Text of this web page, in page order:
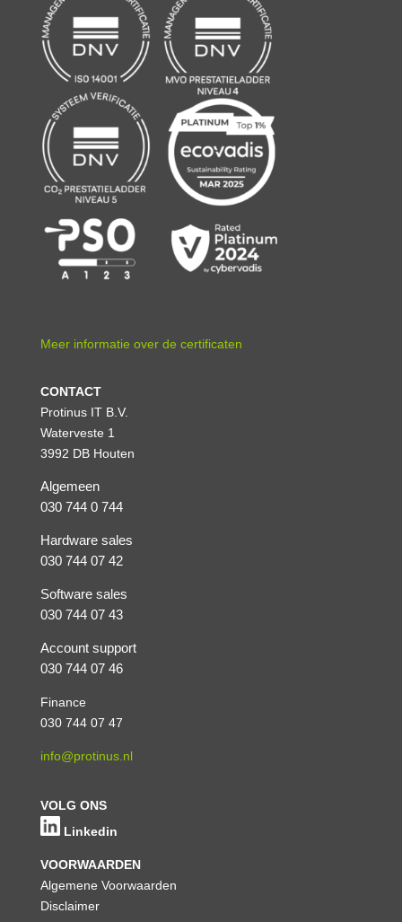
Meer informatie over de certificaten
CONTACT
Protinus IT B.V.
Waterveste 1
3992 DB Houten
Algemeen
030 744 0 744
Hardware sales
030 744 07 42
Software sales
030 744 07 43
Account support
030 744 07 46
Finance
030 744 07 47
info@protinus.nl
VOLG ONS
Linkedin
VOORWAARDEN
Algemene Voorwaarden
Disclaimer